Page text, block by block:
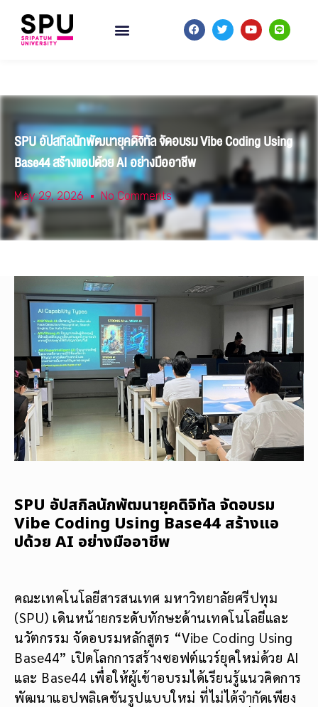
SPU อัปสกิลนักพัฒนายุคดิจิทัล จัดอบรม Vibe Coding Using
Base44 สร้างแอปด้วย AI อย่างมืออาชีพ
May 29, 2026 No Comments
SPU อัปสกิลนักพัฒนายุคดิจิทัล จัดอบรม
Vibe Coding Using Base44 สร้างแอ
ปด้วย AI อย่างมืออาชีพ
คณะเทคโนโลยีสารสนเทศ มหาวิทยาลัยศรีปทุม
(SPU) เดินหน้ายกระดับทักษะด้านเทคโนโลยีและ
นวัตกรรม จัดอบรมหลักสูตร “Vibe Coding Using
Base44” เปิดโลกการสร้างซอฟต์แวร์ยุคใหม่ด้วย AI
และ Base44 เพื่อให้ผู้เข้าอบรมได้เรียนรู้แนวคิดการ
พัฒนาแอปพลิเคชันรูปแบบใหม่ ที่ไม่ได้จำกัดเพียง